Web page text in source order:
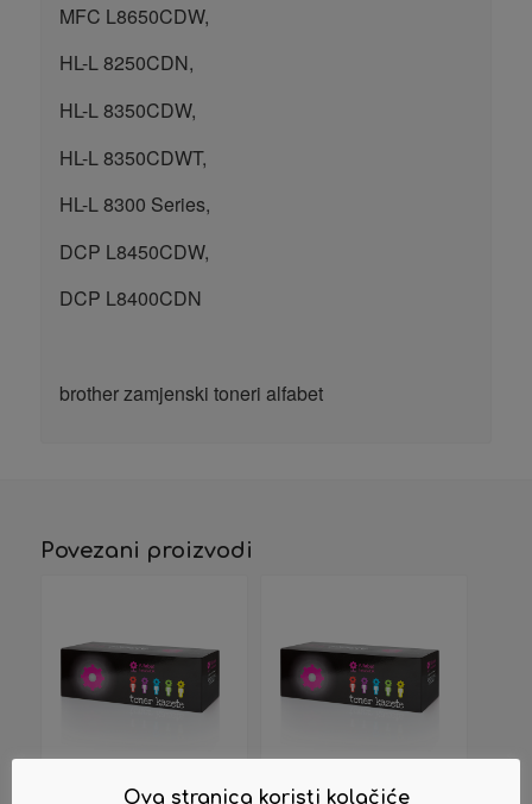
MFC L8650CDW,
HL-L 8250CDN,
HL-L 8350CDW,
HL-L 8350CDWT,
HL-L 8300 Series,
DCP L8450CDW,
DCP L8400CDN
brother zamjenski toneri alfabet
Povezani proizvodi
Ova stranica koristi kolačiće